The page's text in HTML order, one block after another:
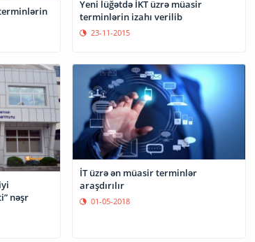
Yeni lüğətdə İKT üzrə müasir
terminlərin izahı verilib
23-11-2015
nəşr
İT üzrə ən müasir terminlər
araşdırılır
01-05-2018